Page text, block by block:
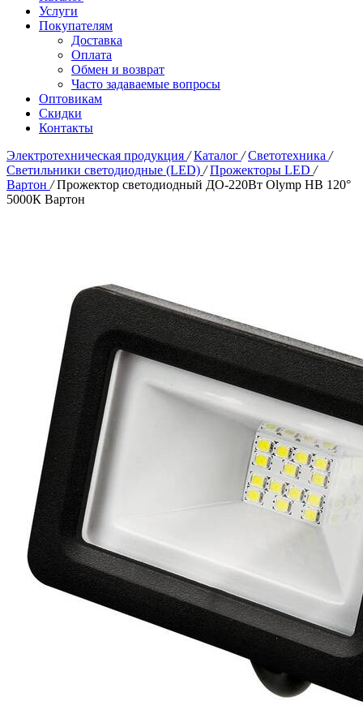
Услуги
Покупателям
Доставка
Оплата
Обмен и возврат
Часто задаваемые вопросы
Оптовикам
Скидки
Контакты
Электротехническая продукция / Каталог / Светотехника /
Светильники светодиодные (LED) / Прожекторы LED /
Вартон / Прожектор светодиодный ДО-220Вт Olymp HB 120°
5000К Вартон